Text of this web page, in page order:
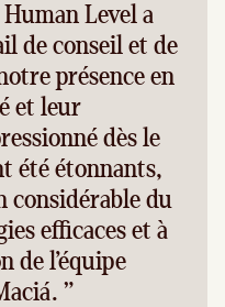
Level a
de conseil et de
présence en
et leur
dès le
été étonnants,
considérable du
efficaces et à
de l’équipe
”